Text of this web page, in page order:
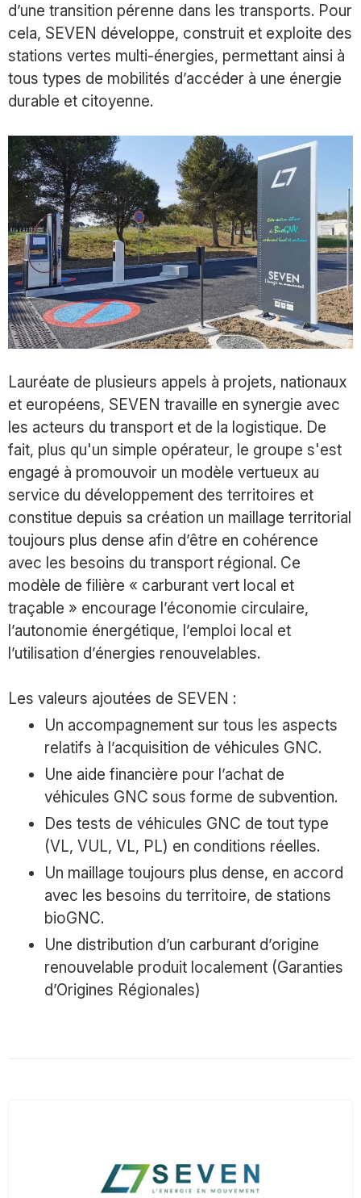
d’une transition pérenne dans les transports. Pour
cela, SEVEN développe, construit et exploite des
stations vertes multi-énergies, permettant ainsi à
tous types de mobilités d’accéder à une énergie
durable et citoyenne.
Lauréate de plusieurs appels à projets, nationaux
et européens, SEVEN travaille en synergie avec
les acteurs du transport et de la logistique. De
fait, plus qu'un simple opérateur, le groupe s'est
engagé à promouvoir un modèle vertueux au
service du développement des territoires et
constitue depuis sa création un maillage territorial
toujours plus dense afin d’être en cohérence
avec les besoins du transport régional. Ce
modèle de filière « carburant vert local et
traçable » encourage l’économie circulaire,
l’autonomie énergétique, l’emploi local et
l’utilisation d’énergies renouvelables.
Les valeurs ajoutées de SEVEN :
Un accompagnement sur tous les aspects
relatifs à l’acquisition de véhicules GNC.
Une aide financière pour l’achat de
véhicules GNC sous forme de subvention.
Des tests de véhicules GNC de tout type
(VL, VUL, VL, PL) en conditions réelles.
Un maillage toujours plus dense, en accord
avec les besoins du territoire, de stations
bioGNC.
Une distribution d’un carburant d’origine
renouvelable produit localement (Garanties
d’Origines Régionales)